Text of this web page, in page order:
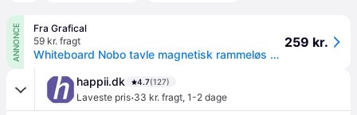
ANNONCE
Fra Grafical
59 kr. fragt
Whiteboard Nobo tavle magnetisk rammeløs stål 65x45cm.
259 kr.
happii.dk 4.7(127)
Laveste pris·33 kr. fragt, 1-2 dage